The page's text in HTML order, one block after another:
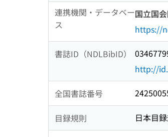
連携機関・データベー
ス
国立国
https://
書誌ID（NDLBibID）
http://
全国書誌番号
目録規則 日本目